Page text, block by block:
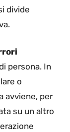
divide
persona. In
o
avviene, per
su un altro